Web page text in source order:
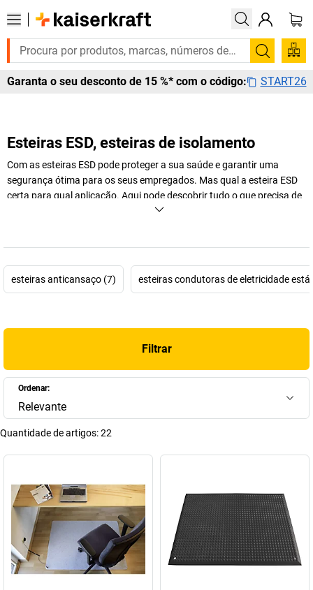
Garanta o seu desconto de 15 %* com o código: START26
Esteiras ESD, esteiras de isolamento
Com as esteiras ESD pode proteger a sua saúde e garantir uma
segurança ótima para os seus empregados. Mas qual a esteira ESD
certa para qual aplicação. Aqui pode descobrir tudo o que precisa de
esteiras anticansaço (7) esteiras condutoras de eletricidade
Filtrar
Ordenar:
Relevante
Quantidade de artigos:22